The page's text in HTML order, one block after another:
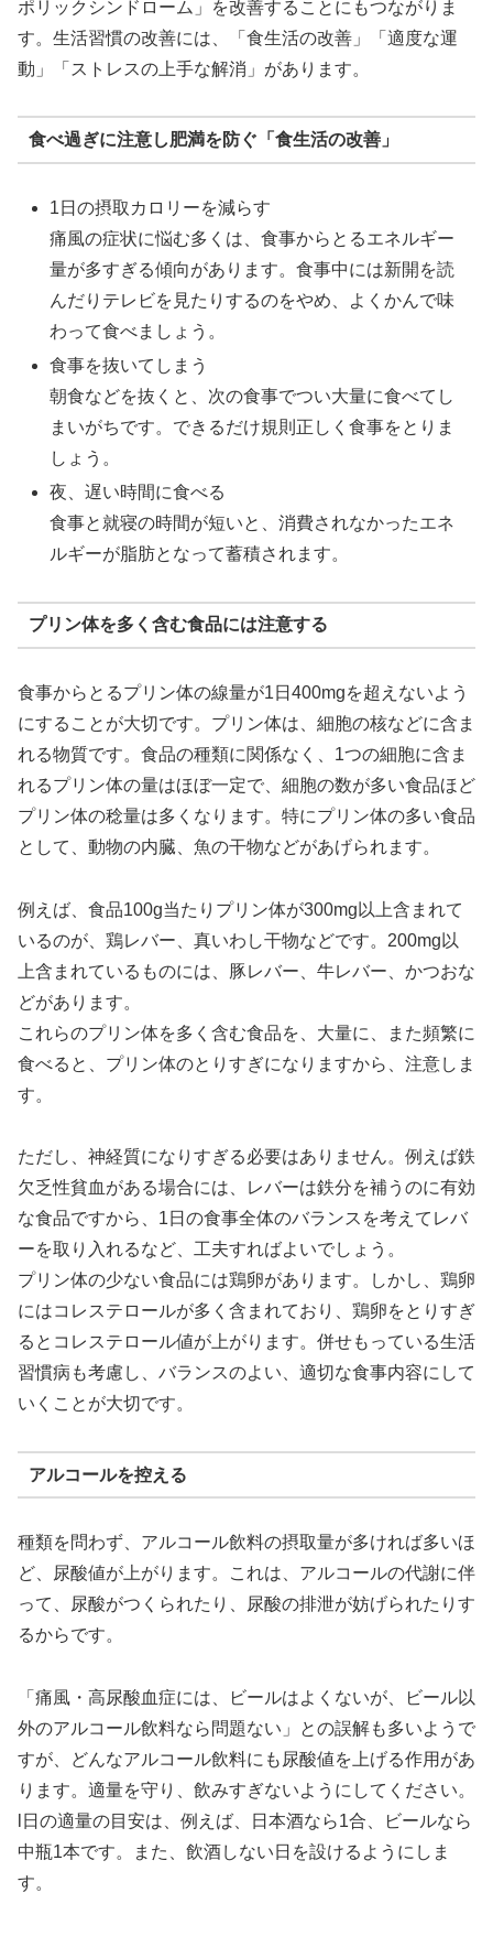
ポリックシンドローム」を改善することにもつながりま
す。生活習慣の改善には、「食生活の改善」「適度な運
動」「ストレスの上手な解消」があります。
食べ過ぎに注意し肥満を防ぐ「食生活の改善」
1日の摂取カロリーを減らす
痛風の症状に悩む多くは、食事からとるエネルギー
量が多すぎる傾向があります。食事中には新開を読
んだりテレビを見たりするのをやめ、よくかんで味
わって食べましょう。
食事を抜いてしまう
朝食などを抜くと、次の食事でつい大量に食べてし
まいがちです。できるだけ規則正しく食事をとりま
しょう。
夜、遅い時間に食べる
食事と就寝の時間が短いと、消費されなかったエネ
ルギーが脂肪となって蓄積されます。
プリン体を多く含む食品には注意する
食事からとるプリン体の線量が1日400mgを超えないよう
にすることが大切です。プリン体は、細胞の核などに含ま
れる物質です。食品の種類に関係なく、1つの細胞に含ま
れるプリン体の量はほぼ一定で、細胞の数が多い食品ほど
プリン体の稔量は多くなります。特にプリン体の多い食品
として、動物の内臓、魚の干物などがあげられます。
例えば、食品100g当たりプリン体が300mg以上含まれて
いるのが、鶏レバー、真いわし干物などです。200mg以
上含まれているものには、豚レバー、牛レバー、かつおな
どがあります。
これらのプリン体を多く含む食品を、大量に、また頻繁に
食べると、プリン体のとりすぎになりますから、注意しま
す。
ただし、神経質になりすぎる必要はありません。例えば鉄
欠乏性貧血がある場合には、レバーは鉄分を補うのに有効
な食品ですから、1日の食事全体のバランスを考えてレバ
ーを取り入れるなど、工夫すればよいでしょう。
プリン体の少ない食品には鶏卵があります。しかし、鶏卵
にはコレステロールが多く含まれており、鶏卵をとりすぎ
るとコレステロール値が上がります。併せもっている生活
習慣病も考慮し、バランスのよい、適切な食事内容にして
いくことが大切です。
アルコールを控える
種類を問わず、アルコール飲料の摂取量が多ければ多いほ
ど、尿酸値が上がります。これは、アルコールの代謝に伴
って、尿酸がつくられたり、尿酸の排泄が妨げられたりす
るからです。
「痛風・高尿酸血症には、ビールはよくないが、ビール以
外のアルコール飲料なら問題ない」との誤解も多いようで
すが、どんなアルコール飲料にも尿酸値を上げる作用があ
ります。適量を守り、飲みすぎないようにしてください。
l日の適量の目安は、例えば、日本酒なら1合、ビールなら
中瓶1本です。また、飲酒しない日を設けるようにしま
す。